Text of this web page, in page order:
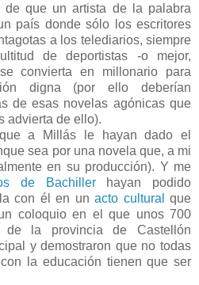
que un artista de la palabra
país donde sólo los escritores
a los telediarios, siempre
de deportistas -o mejor,
convierta en millonario para
digna (por ello deberían
de esas novelas agónicas que
advierta de ello).
a Millás le hayan dado el
sea por una novela que, a mi
en su producción). Y me
de Bachillerhayan podido
con él en unacto culturalque
coloquio en el que unos 700
de la provincia de Castellón
y demostraron que no todas
la educación tienen que ser